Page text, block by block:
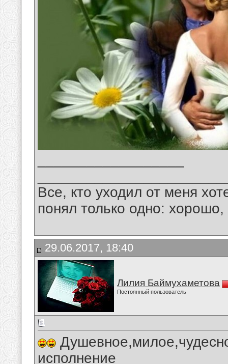
Все, кто уходил от меня
понял только одно:
29.06.2017, 18:40
Лилия Баймухаметова
Постоянный пользователь
исполнение